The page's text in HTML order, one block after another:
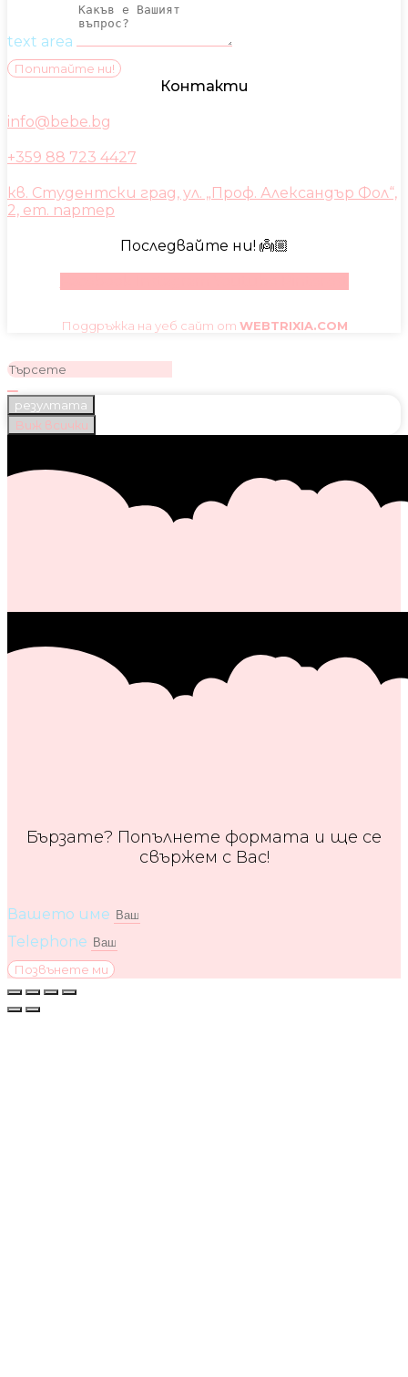
text area
Попитайте ни!
Контакти
info@bebe.bg
+359 88 723 4427
кв. Студентски град, ул. „Проф. Александър Фол“,
2, ет. партер
Последвайте ни! 👼🏼
Поддръжка на уеб сайт от WEBTRIXIA.COM
резултата
Виж всички
Бързате? Попълнете формата и ще се
свържем с Вас!
Вашето име
Telephone
Позвънете ми